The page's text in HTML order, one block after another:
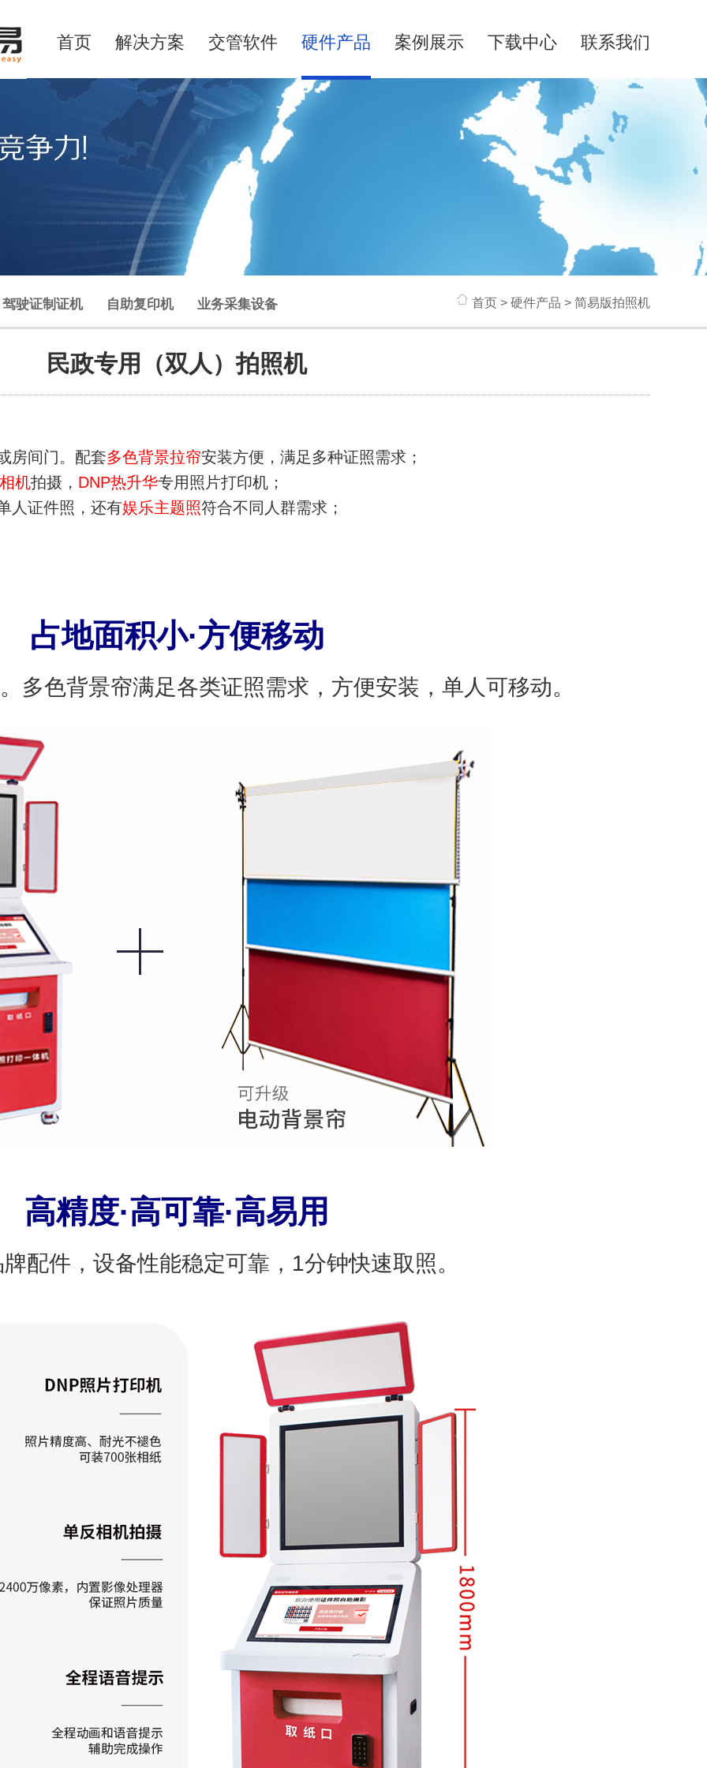
首页 解决方案 交管软件 硬件产品 案例展示 下载中心 联系我们
驾驶证制证机 自助复印机 业务采集设备 首页 > 硬件产品 > 简易版拍照机
民政专用（双人）拍照机
房间门。 配套多色背景拉帘安装方便，满足多种证照需求 ；
机拍摄， DNP热升华专用照片打印机；
人证件照，还有娱乐主题照符合不同人群需求；
占地面积小·方便移动
多色背景帘满足各类证照需求，方便安装，单人可移动。
高精度·高可靠·高易用
配件，设备性能稳定可靠，1分钟快速取照。